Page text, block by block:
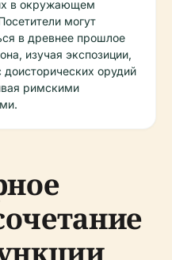
в окружающем
могут
в древнее прошлое
изучая экспозиции,
доисторических орудий
римскими